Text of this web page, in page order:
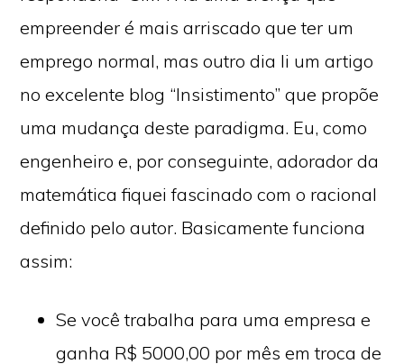
empreender é mais arriscado que ter um
emprego normal, mas outro dia li um artigo
no excelente blog “Insistimento” que propõe
uma mudança deste paradigma. Eu, como
engenheiro e, por conseguinte, adorador da
matemática fiquei fascinado com o racional
definido pelo autor. Basicamente funciona
assim:
Se você trabalha para uma empresa e
ganha R$ 5000,00 por mês em troca de